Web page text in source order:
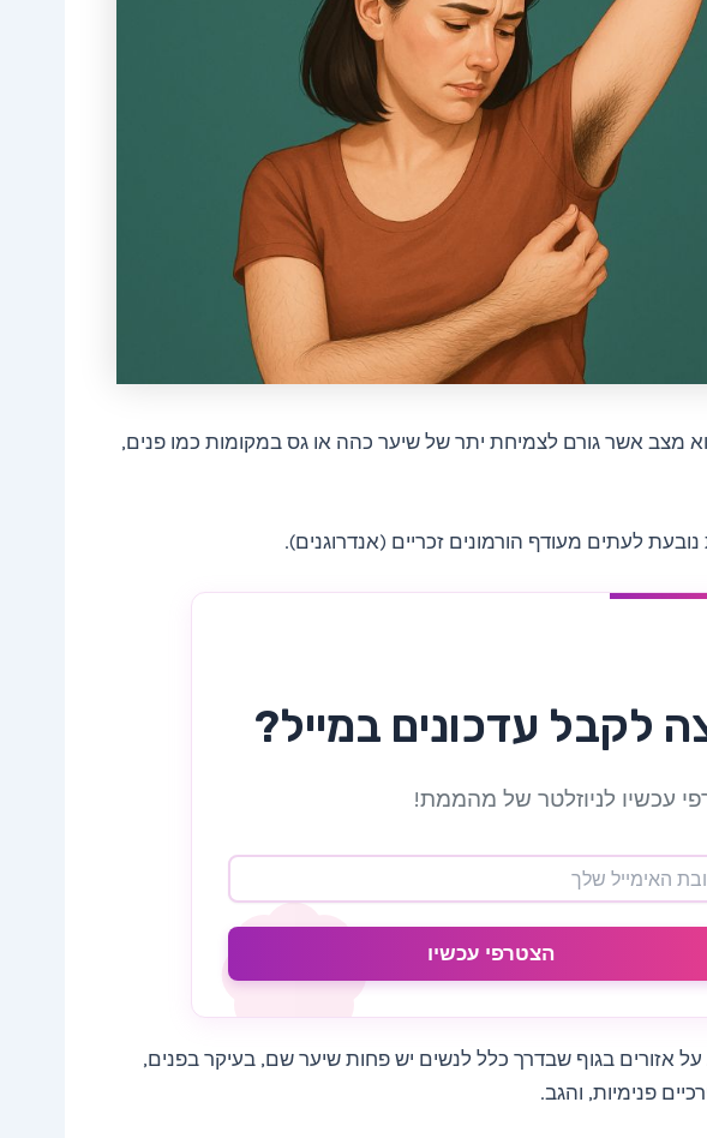
מצב אשר גורם לצמיחת יתר של שיער כהה או גס במקומות כמו פנים,
לעתים מעודף הורמונים זכריים (אנדרוגנים).
לקבל עדכונים במייל?
עכשיו לניוזלטר של מהממת!
הצטרפי עכשיו
אזורים בגוף שבדרך כלל לנשים יש פחות שיער שם, בעיקר בפנים,
פנימיות, והגב.